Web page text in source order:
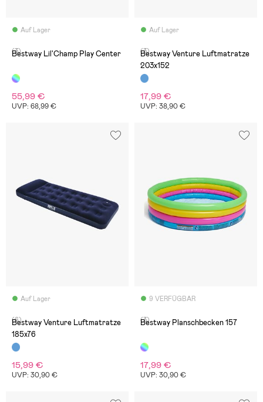
Auf Lager
(3)
Bestway Lil'Champ Play Center
55,99 €
UVP: 68,99 €
Auf Lager
(3)
Bestway Venture Luftmatratze
203x152
17,99 €
UVP: 38,90 €
Auf Lager
(6)
Bestway Venture Luftmatratze
185x76
15,99 €
UVP: 30,90 €
9 VERFÜGBAR
(3)
Bestway Planschbecken 157
17,99 €
UVP: 30,90 €